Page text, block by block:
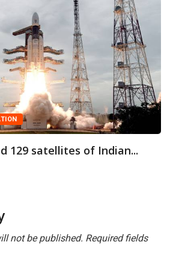
129 satellites of Indian...
not be published. Required fields